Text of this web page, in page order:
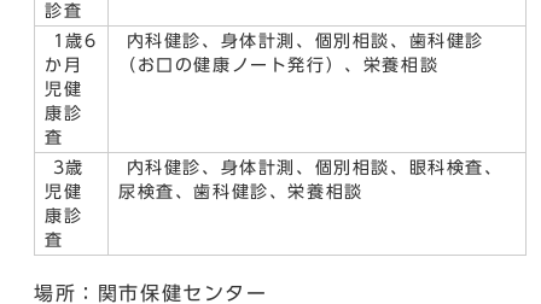
診査
1歳6
か月
児健
康診
査
内科健診、身体計測、個別相談、歯科健診
（お口の健康ノート発行）、栄養相談
3歳
児健
康診
査
内科健診、身体計測、個別相談、眼科検査、
尿検査、歯科健診、栄養相談
場所：関市保健センター